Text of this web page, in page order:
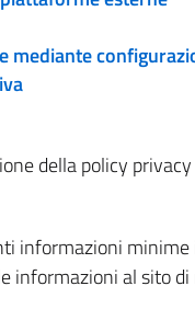
mediante
della policy
informazioni
informazioni al sito